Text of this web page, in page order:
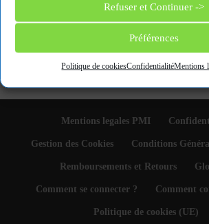
Refuser et Continuer ->
Préférences
Politique de cookiesConfidentialitéMentions
Catégories de produits
Sélectionner une catégorie
Mentions legales PMI
Gestion des Cookies Conditions
Remboursements et Retours
Comment se connecter ? Comment
Politique de cookies (UE)